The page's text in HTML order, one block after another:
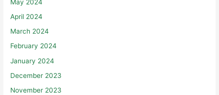
May 2024
April 2024
March 2024
February 2024
January 2024
December 2023
November 2023